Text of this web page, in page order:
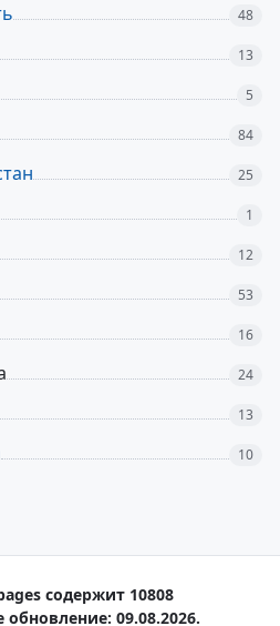
48
13
5
84
25
1
12
53
16
24
13
10
содержит 10808
09.08.2026.